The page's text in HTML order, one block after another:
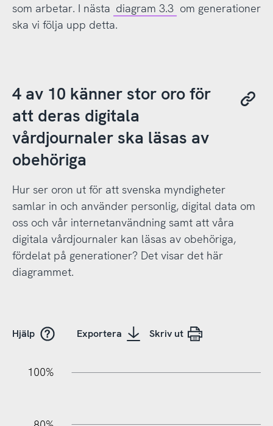
som arbetar. I nästa diagram 3.3 om generationer
ska vi följa upp detta.
4 av 10 känner stor oro för
att deras digitala
vårdjournaler ska läsas av
obehöriga
Hur ser oron ut för att svenska myndigheter
samlar in och använder personlig, digital data om
oss och vår internetanvändning samt att våra
digitala vårdjournaler kan läsas av obehöriga,
fördelat på generationer? Det visar det här
diagrammet.
Hjälp Exportera Skriv ut
100%